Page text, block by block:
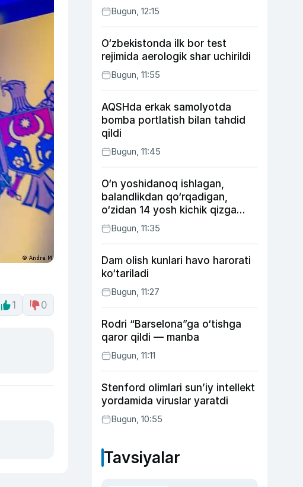
1 0
Bugun, 12:15
O‘zbekistonda ilk bor test
rejimida aerologik shar uchirildi
Bugun, 11:55
AQSHda erkak samolyotda
bomba portlatish bilan tahdid
qildi
Bugun, 11:45
O‘n yoshidanoq ishlagan,
balandlikdan qo‘rqadigan,
o‘zidan 14 yosh kichik qizga
uylangan Yorqinxo‘ja Umarov
34 yoshda
Bugun, 11:35
Dam olish kunlari havo harorati
ko‘tariladi
Bugun, 11:27
Rodri “Barselona”ga o‘tishga
qaror qildi — manba
Bugun, 11:11
Stenford olimlari sun’iy intellekt
yordamida viruslar yaratdi
Bugun, 10:55
Tavsiyalar